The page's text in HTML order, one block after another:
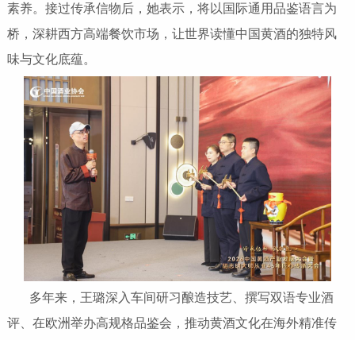
素养。接过传承信物后，她表示，将以国际通用品鉴语言为
桥，深耕西方高端餐饮市场，让世界读懂中国黄酒的独特风
味与文化底蕴。
多年来，王璐深入车间研习酿造技艺、撰写双语专业酒
评、在欧洲举办高规格品鉴会，推动黄酒文化在海外精准传